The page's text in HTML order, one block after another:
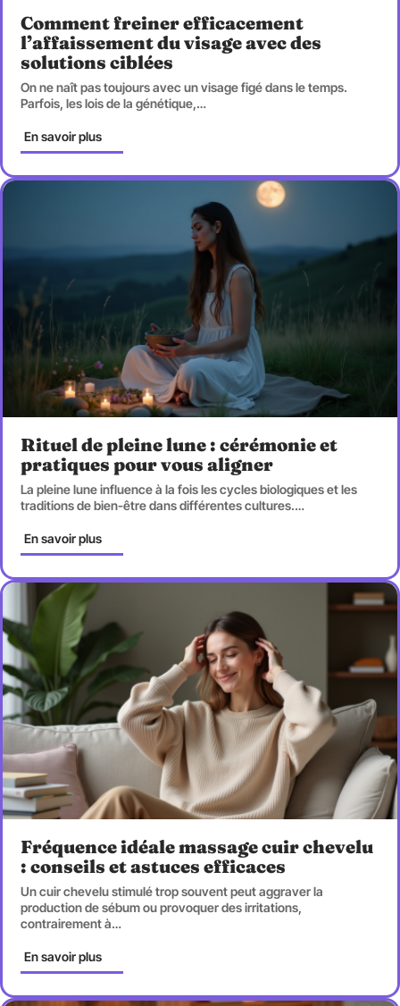
Comment freiner efficacement
l’affaissement du visage avec des
solutions ciblées
On ne naît pas toujours avec un visage figé dans le temps.
Parfois, les lois de la génétique,…
En savoir plus
Rituel de pleine lune : cérémonie et
pratiques pour vous aligner
La pleine lune influence à la fois les cycles biologiques et les
traditions de bien-être dans différentes cultures.…
En savoir plus
Fréquence idéale massage cuir chevelu
: conseils et astuces efficaces
Un cuir chevelu stimulé trop souvent peut aggraver la
production de sébum ou provoquer des irritations,
contrairement à…
En savoir plus